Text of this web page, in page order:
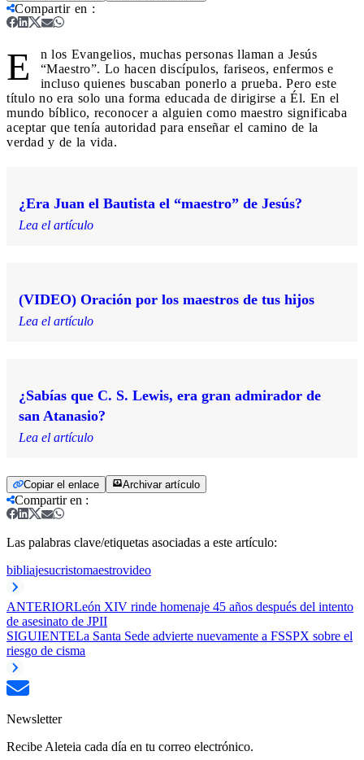
Compartir en :
E
n los Evangelios, muchas personas llaman a Jesús
“Maestro”. Lo hacen discípulos, fariseos, enfermos e
incluso quienes buscaban ponerlo a prueba. Pero este
título no era solo una forma educada de dirigirse a Él. En el
mundo bíblico, reconocer a alguien como maestro significaba
aceptar que tenía autoridad para enseñar el camino de la
verdad y de la vida.
¿Era Juan el Bautista el “maestro” de Jesús?
Lea el artículo
(VIDEO) Oración por los maestros de tus hijos
Lea el artículo
¿Sabías que C. S. Lewis, era gran admirador de
san Atanasio?
Lea el artículo
Copiar el enlace Archivar artículo
Compartir en :
Las palabras clave/etiquetas asociadas a este artículo:
bibliajesucristomaestrovideo
ANTERIORLeón XIV rinde homenaje 45 años después del intento
de asesinato de JPII
SIGUIENTELa Santa Sede advierte nuevamente a FSSPX sobre el
riesgo de cisma
Newsletter
Recibe Aleteia cada día en tu correo electrónico.